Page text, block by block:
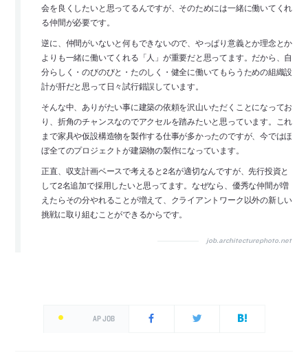
会を良くしたいと思ってるんですが、そのためには一緒に働いてくれ
る仲間が必要です。
逆に、仲間がいないと何もできないので、やっぱり意義とか理念とか
よりも一緒に働いてくれる「人」が重要だと思ってます。だから、自
分らしく・のびのびと・たのしく・健全に働いてもらうための組織設
計が肝だと思って日々試行錯誤しています。
そんな中、ありがたい事に建築の依頼を沢山いただくことになってお
り、折角のチャンスなのでアクセルを踏みたいと思っています。これ
まで家具や仮設構造物を製作する仕事が多かったのですが、今ではほ
ぼ全てのプロジェクトが建築物の製作になっています。
正直、収支計画ベースで考えると2名が適切なんですが、先行投資と
して2名追加で採用したいと思ってます。なぜなら、優秀な仲間が増
えたらその分やれることが増えて、クライアントワーク以外の新しい
挑戦に取り組むことができるからです。
job.architecturephoto.net
AP JOB